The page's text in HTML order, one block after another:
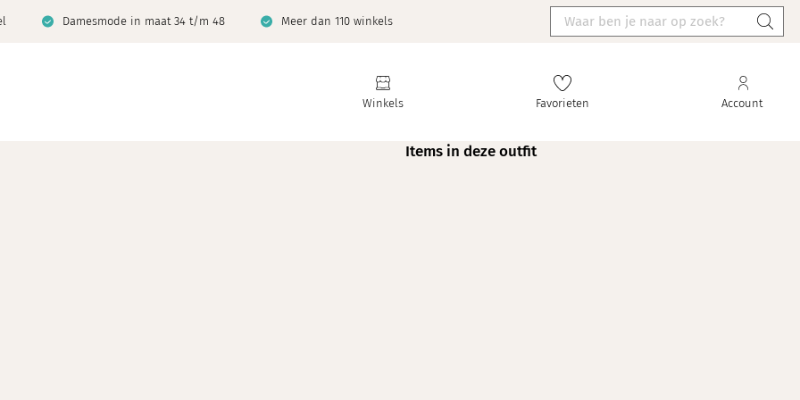
Damesmode in maat 34 t/m 48 Meer dan 110 winkels
Winkels Favorieten Account
Items in deze outfit